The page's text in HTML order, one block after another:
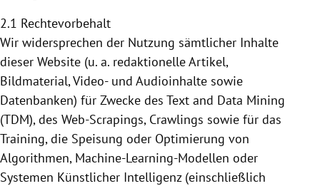
2.1 Rechtevorbehalt
Wir widersprechen der Nutzung sämtlicher Inhalte
dieser Website (u. a. redaktionelle Artikel,
Bildmaterial, Video- und Audioinhalte sowie
Datenbanken) für Zwecke des Text and Data Mining
(TDM), des Web-Scrapings, Crawlings sowie für das
Training, die Speisung oder Optimierung von
Algorithmen, Machine-Learning-Modellen oder
Systemen Künstlicher Intelligenz (einschließlich